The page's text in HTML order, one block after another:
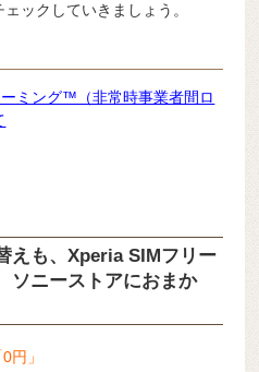
ックしていきましょう。
ーミング™（非常時事業者間ロ
えも、Xperia SIMフリー
ソニーストアにおまか
円」